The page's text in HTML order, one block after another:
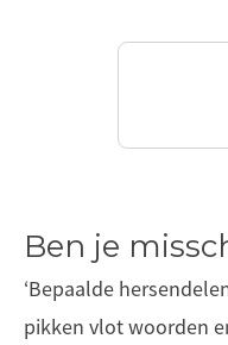
Ben je
‘Bepaalde
pikken vlot woorden